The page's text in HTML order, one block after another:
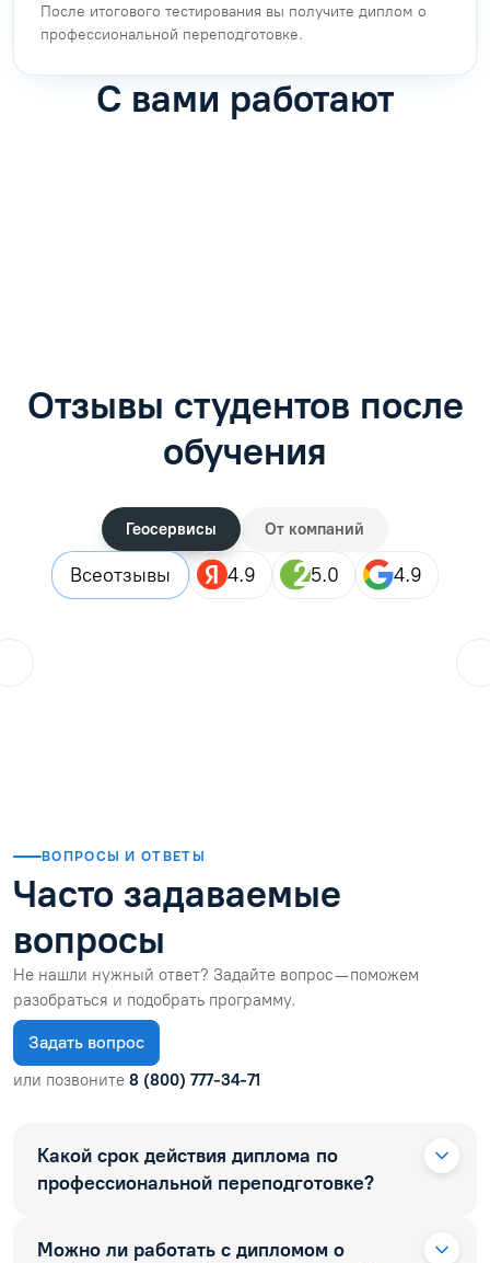
После итогового тестирования вы получите диплом о
профессиональной переподготовке.
С вами работают
Отзывы студентов после
обучения
Геосервисы От компаний
Всеотзывы 4.9 5.0 4.9
ВОПРОСЫ И ОТВЕТЫ
Часто задаваемые
вопросы
Не нашли нужный ответ? Задайте вопрос — поможем
разобраться и подобрать программу.
Задать вопрос
или позвоните 8 (800) 777-34-71
Какой срок действия диплома по
профессиональной переподготовке?
Можно ли работать с дипломом о